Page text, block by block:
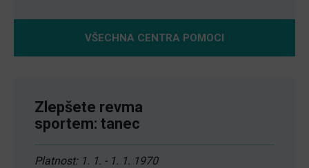
VŠECHNA CENTRA POMOCI
Zlepšete revma
sportem: tanec
Platnost: 1. 1. - 1. 1. 1970